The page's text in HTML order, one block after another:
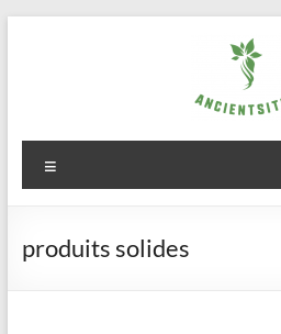
ancientsites.eu
produits solides